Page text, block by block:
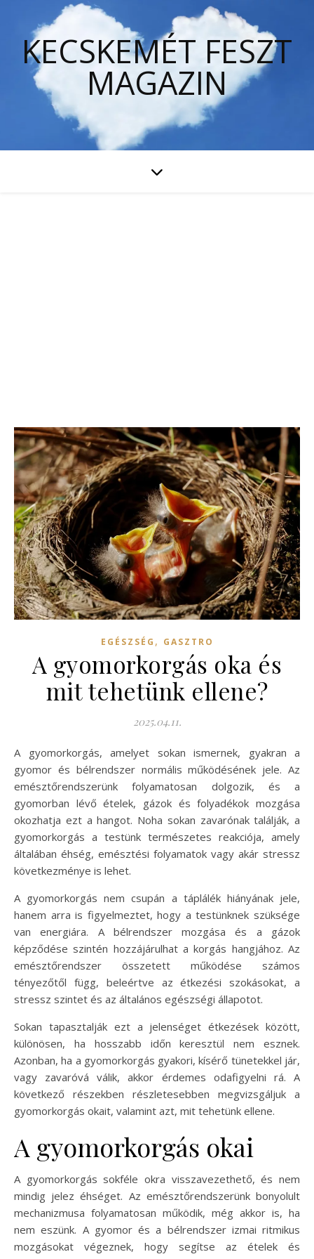
KECSKEMÉT FESZT
MAGAZIN
EGÉSZSÉG , GASZTRO
A gyomorkorgás oka és
mit tehetünk ellene?
2025.04.11.
A gyomorkorgás, amelyet sokan ismernek, gyakran a
gyomor és bélrendszer normális működésének jele. Az
emésztőrendszerünk folyamatosan dolgozik, és a
gyomorban lévő ételek, gázok és folyadékok mozgása
okozhatja ezt a hangot. Noha sokan zavarónak találják, a
gyomorkorgás a testünk természetes reakciója, amely
általában éhség, emésztési folyamatok vagy akár stressz
következménye is lehet.
A gyomorkorgás nem csupán a táplálék hiányának jele,
hanem arra is figyelmeztet, hogy a testünknek szüksége
van energiára. A bélrendszer mozgása és a gázok
képződése szintén hozzájárulhat a korgás hangjához. Az
emésztőrendszer összetett működése számos
tényezőtől függ, beleértve az étkezési szokásokat, a
stressz szintet és az általános egészségi állapotot.
Sokan tapasztalják ezt a jelenséget étkezések között,
különösen, ha hosszabb időn keresztül nem esznek.
Azonban, ha a gyomorkorgás gyakori, kísérő tünetekkel jár,
vagy zavaróvá válik, akkor érdemes odafigyelni rá. A
következő részekben részletesebben megvizsgáljuk a
gyomorkorgás okait, valamint azt, mit tehetünk ellene.
A gyomorkorgás okai
A gyomorkorgás sokféle okra visszavezethető, és nem
mindig jelez éhséget. Az emésztőrendszerünk bonyolult
mechanizmusa folyamatosan működik, még akkor is, ha
nem eszünk. A gyomor és a bélrendszer izmai ritmikus
mozgásokat végeznek, hogy segítse az ételek és